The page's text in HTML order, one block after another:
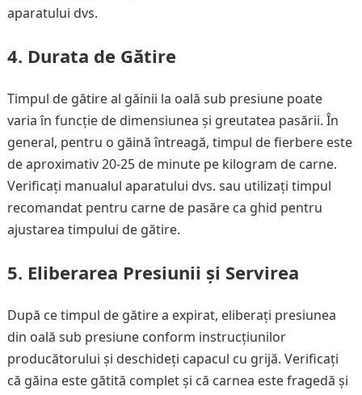
aparatului dvs.
4. Durata de Gătire
Timpul de gătire al găinii la oală sub presiune poate
varia în funcție de dimensiunea și greutatea pasării. În
general, pentru o găină întreagă, timpul de fierbere este
de aproximativ 20-25 de minute pe kilogram de carne.
Verificați manualul aparatului dvs. sau utilizați timpul
recomandat pentru carne de pasăre ca ghid pentru
ajustarea timpului de gătire.
5. Eliberarea Presiunii și Servirea
După ce timpul de gătire a expirat, eliberați presiunea
din oală sub presiune conform instrucțiunilor
producătorului și deschideți capacul cu grijă. Verificați
că găina este gătită complet și că carnea este fragedă și